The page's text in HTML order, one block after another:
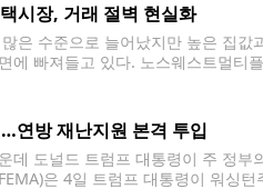
시장, 거래 절벽 현실화
은 수준으로 늘어났지만 높은 집
에 빠져들고 있다. 노스웨스트멀티
연방 재난지원 본격 투입
데 도널드 트럼프 대통령이 주 정
은 4일 트럼프 대통령이 워싱